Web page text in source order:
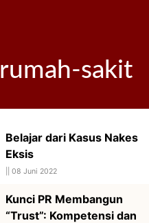
sakit
Belajar dari Kasus Nakes
Eksis
08 Juni 2022
Kunci PR Membangun
“Trust”: Kompetensi dan